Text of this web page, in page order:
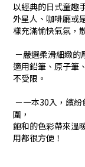
以經典的日式童趣
外星人、咖啡廳或
樣充滿愉快氣氛，
－嚴選柔滑細緻的
適用鉛筆、原子筆
不受限。
－一本30入，繽
圍，
飽和的色彩帶來溫
用都很方便！